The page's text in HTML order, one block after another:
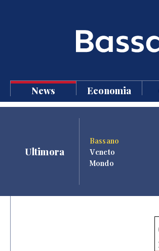
News Economia
Ultimora
Bassano
Veneto
Mondo